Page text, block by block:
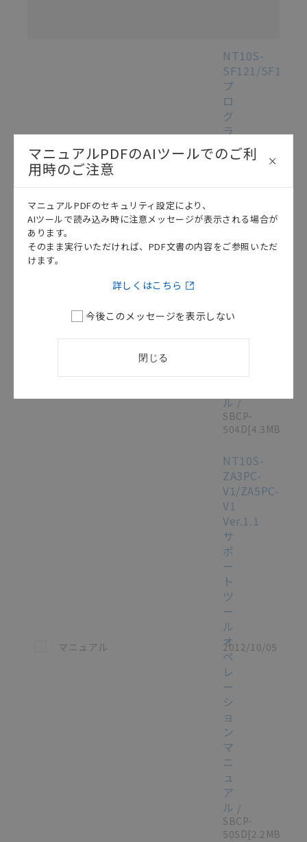
この資料を選択
マニュアル
NT10S-
SF121/SF122
プ
ロ
グ
ラ
マ
ブ
タ
ミ
ル
ー
マ
ュ
ル /
SBCP-
504D[4.3MB]
2012/10/05
この資料を選択
マニュアル
NT10S-
ZA3PC-
V1/ZA5PC-
V1
Ver.1.1
サ
ポ
ー
ト
ツ
ー
ル
オ
ペ
レ
ー
シ
ョ
ン
マ
ニ
ュ
ア
ル /
SBCP-
505D[2.2MB]
2012/10/05
マニュアルPDFのAIツールでのご利
用時のご注意
マニュアルPDFのセキュリティ設定により、
AIツールで読み込み時に注意メッセージが表示される場合が
あります。
そのまま実行いただければ、PDF文書の内容をご参照いただ
けます。
詳しくはこちら
今後このメッセージを表示しない
閉じる